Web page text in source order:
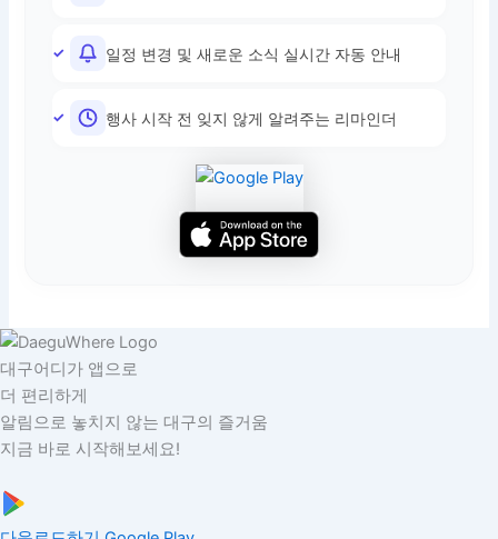
일정 변경 및 새로운 소식 실시간 자동 안내
행사 시작 전 잊지 않게 알려주는 리마인더
대구어디가 앱으로
더 편리하게
알림으로 놓치지 않는 대구의 즐거움
지금 바로 시작해보세요!